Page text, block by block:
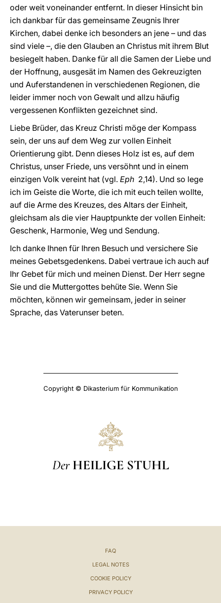
oder weit voneinander entfernt. In dieser Hinsicht bin
ich dankbar für das gemeinsame Zeugnis Ihrer
Kirchen, dabei denke ich besonders an jene – und das
sind viele –, die den Glauben an Christus mit ihrem Blut
besiegelt haben. Danke für all die Samen der Liebe und
der Hoffnung, ausgesät im Namen des Gekreuzigten
und Auferstandenen in verschiedenen Regionen, die
leider immer noch von Gewalt und allzu häufig
vergessenen Konflikten gezeichnet sind.
Liebe Brüder, das Kreuz Christi möge der Kompass
sein, der uns auf dem Weg zur vollen Einheit
Orientierung gibt. Denn dieses Holz ist es, auf dem
Christus, unser Friede, uns versöhnt und in einem
einzigen Volk vereint hat (vgl. Eph 2,14). Und so lege
ich im Geiste die Worte, die ich mit euch teilen wollte,
auf die Arme des Kreuzes, des Altars der Einheit,
gleichsam als die vier Hauptpunkte der vollen Einheit:
Geschenk, Harmonie, Weg und Sendung.
Ich danke Ihnen für Ihren Besuch und versichere Sie
meines Gebetsgedenkens. Dabei vertraue ich auch auf
Ihr Gebet für mich und meinen Dienst. Der Herr segne
Sie und die Muttergottes behüte Sie. Wenn Sie
möchten, können wir gemeinsam, jeder in seiner
Sprache, das Vaterunser beten.
Copyright © Dikasterium für Kommunikation
Der HEILIGE STUHL
FAQ
LEGAL NOTES
COOKIE POLICY
PRIVACY POLICY